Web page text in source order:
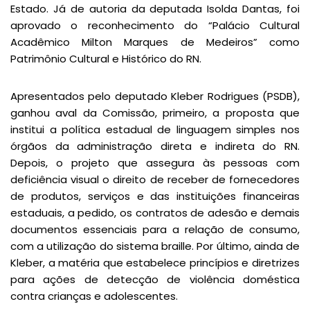
Estado. Já de autoria da deputada Isolda Dantas, foi
aprovado o reconhecimento do “Palácio Cultural
Acadêmico Milton Marques de Medeiros” como
Patrimônio Cultural e Histórico do RN.
Apresentados pelo deputado Kleber Rodrigues (PSDB),
ganhou aval da Comissão, primeiro, a proposta que
institui a política estadual de linguagem simples nos
órgãos da administração direta e indireta do RN.
Depois, o projeto que assegura às pessoas com
deficiência visual o direito de receber de fornecedores
de produtos, serviços e das instituições financeiras
estaduais, a pedido, os contratos de adesão e demais
documentos essenciais para a relação de consumo,
com a utilização do sistema braille. Por último, ainda de
Kleber, a matéria que estabelece princípios e diretrizes
para ações de detecção de violência doméstica
contra crianças e adolescentes.